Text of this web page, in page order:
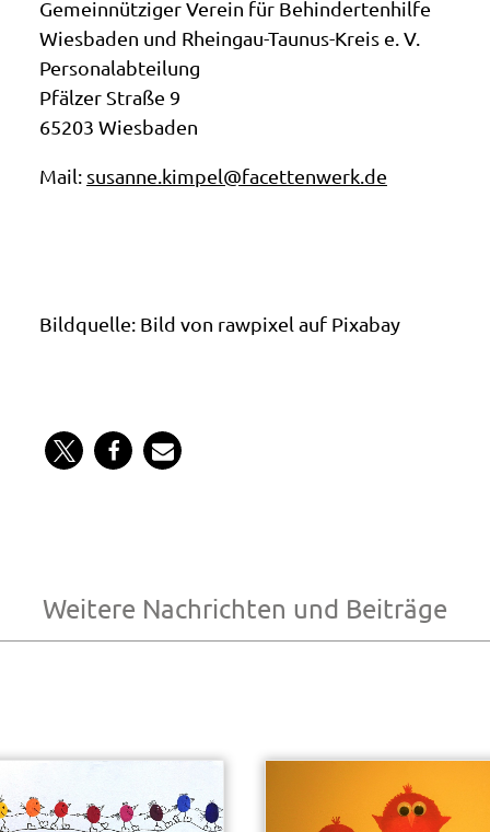
Gemeinnütziger Verein für Behindertenhilfe
Wiesbaden und Rheingau-Taunus-Kreis e. V.
Personalabteilung
Pfälzer Straße 9
65203 Wiesbaden
Mail: susanne.kimpel@facettenwerk.de
Bildquelle: Bild von rawpixel auf Pixabay
Weitere Nachrichten und Beiträge